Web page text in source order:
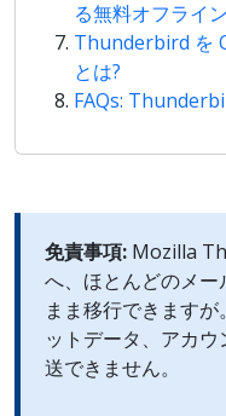
る無料オフライ
Thunderbird を
とは?
FAQs:
免責事項: Mozilla
へ、ほとんどのメ
まま移行できます
ットデータ、アカ
送できません。